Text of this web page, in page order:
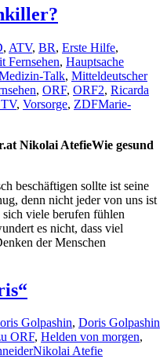
, ATV, BR, Erste Hilfe,
Fernsehen, Hauptsache
Talk, Mitteldeutscher
, ORF, ORF2, Ricarda
, Vorsorge, ZDFMarie-
Wie gesund
beschäftigen sollte ist seine
denn nicht jeder von uns ist
viele berufen fühlen
es nicht, dass viel
der Menschen
Golpashin, Doris Golpashin
ORF, Helden von morgen,
Nikolai Atefie